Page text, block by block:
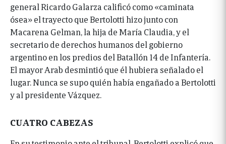
general Ricardo Galarza calificó como «caminata
ósea» el trayecto que Bertolotti hizo junto con
Macarena Gelman, la hija de María Claudia, y el
secretario de derechos humanos del gobierno
argentino en los predios del Batallón 14 de Infantería.
El mayor Arab desmintió que él hubiera señalado el
lugar. Nunca se supo quién había engañado a Bertolotti
y al presidente Vázquez.
CUATRO CABEZAS